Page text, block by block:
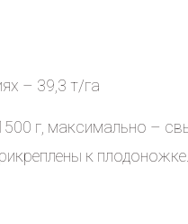
– 39,3 т/га
г, максимально –
к